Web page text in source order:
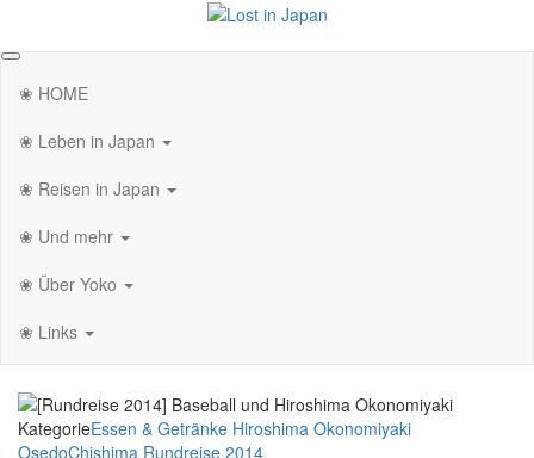
springen
❀ HOME
❀ Leben in Japan
❀ Reisen in Japan
❀ Und mehr
❀ Über Yoko
❀ Links
KategorieEssen & Getränke Hiroshima Okonomiyaki
OsedoChishima Rundreise 2014